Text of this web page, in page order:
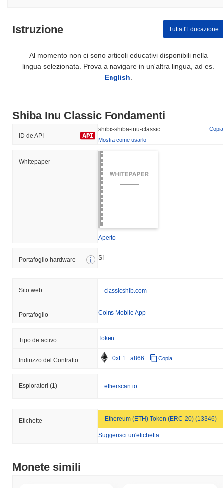
Istruzione Tutta l'Educazione
Al momento non ci sono articoli educativi disponibili nella
lingua selezionata. Prova a navigare in un'altra lingua, ad es.
English.
Shiba Inu Classic Fondamenti
ID de API
shibc-shiba-inu-classic
Copia
Mostra come usarlo
Whitepaper
Aperto
Portafoglio hardware Sì
Sito web classicshib.com
Portafoglio Coins Mobile App
Tipo de activo Token
Indirizzo del Contratto 0xF1...a866 Copia
Esploratori (1) etherscan.io
Etichette Ethereum (ETH) Token (ERC-20) (13346)
Suggerisci un'etichetta
Monete simili